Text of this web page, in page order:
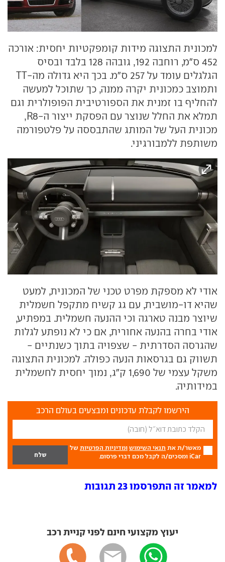
למכונית התצוגה מידות קומפקטיות יחסית: אורכה
452 ס"מ, רוחבה 192, גובהה 128 בלבד ובסיס
הגלגלים עומד על 257 ס"מ. בכך היא גדולה מה-TT
ותמוצב כמכונית יקרה ממנה, כך שתוכל למעשה
להחליף בו זמנית את הספורטיבית הפופולרית וגם
תמלא את החלל שנוצר עם הפסקת ייצור ה-R8,
מכונית העל של המותג שהתבססה על פלטפורמה
משותפת ללמבורגיני.
אודי לא מספקת מפרט טכני של המכונית, למעט
שהיא דו-מושבית, עם גג קשיח מתקפל חשמלית
שיוצר מבנה טארגה וכי ההנעה חשמלית. במפתיע,
אודי בחרה בהנעה אחורית, אם כי לא נופתע לגלות
שהגרסה הסדרתית - שצפויה בתוך כשנתיים -
תשווק גם בגרסאות הנעה כפולה. למכונית התצוגה
משקל עצמי של 1,690 ק"ג, נמוך יחסית לחשמלית
במידותיה.
הירשמו לקבלת עדכונים ומבצעים בעולם הרכב
מאשר/ת את תנאי השימוש ומדיניות הפרטיות של
iCar ומסכים/ה לקבל מכם דברי פרסום.
למאמר זה התפרסמו 23 תגובות
יעוץ מקצועי חינם לפני קניית רכב